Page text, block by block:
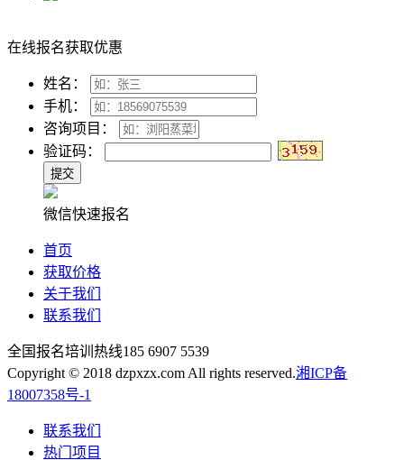
在线报名获取优惠
姓名：
手机：
咨询项目：
验证码：
微信快速报名
首页
获取价格
关于我们
联系我们
全国报名培训热线185 6907 5539
Copyright © 2018 dzpxzx.com All rights reserved.湘ICP备
18007358号-1
联系我们
热门项目